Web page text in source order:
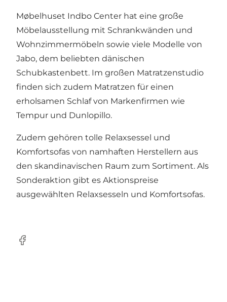
Møbelhuset Indbo Center hat eine große
Möbelausstellung mit Schrankwänden und
Wohnzimmermöbeln sowie viele Modelle von
Jabo, dem beliebten dänischen
Schubkastenbett. Im großen Matratzenstudio
finden sich zudem Matratzen für einen
erholsamen Schlaf von Markenfirmen wie
Tempur und Dunlopillo.
Zudem gehören tolle Relaxsessel und
Komfortsofas von namhaften Herstellern aus
den skandinavischen Raum zum Sortiment. Als
Sonderaktion gibt es Aktionspreise
ausgewählten Relaxsesseln und Komfortsofas.
Facebook